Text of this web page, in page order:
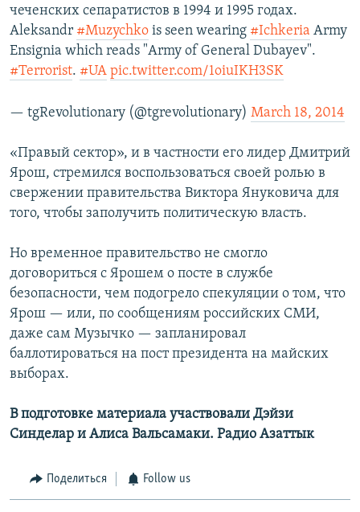
чеченских сепаратистов в 1994 и 1995 годах.
Aleksandr #Muzychko is seen wearing #Ichkeria Army
Ensignia which reads "Army of General Dubayev".
#Terrorist. #UA pic.twitter.com/1oiuIKH3SK
— tgRevolutionary (@tgrevolutionary) March 18, 2014
«Правый сектор», и в частности его лидер Дмитрий
Ярош, стремился воспользоваться своей ролью в
свержении правительства Виктора Януковича для
того, чтобы заполучить политическую власть.
Но временное правительство не смогло
договориться с Ярошем о посте в службе
безопасности, чем подогрело спекуляции о том, что
Ярош — или, по сообщениям российских СМИ,
даже сам Музычко — запланировал
баллотироваться на пост президента на майских
выборах.
В подготовке материала участвовали Дэйзи
Синделар и Алиса Вальсамаки. Радио Азаттык
Поделиться Follow us